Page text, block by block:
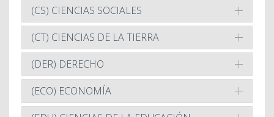
(CS) CIENCIAS SOCIALES
(CT) CIENCIAS DE LA TIERRA
(DER) DERECHO
(ECO) ECONOMÍA